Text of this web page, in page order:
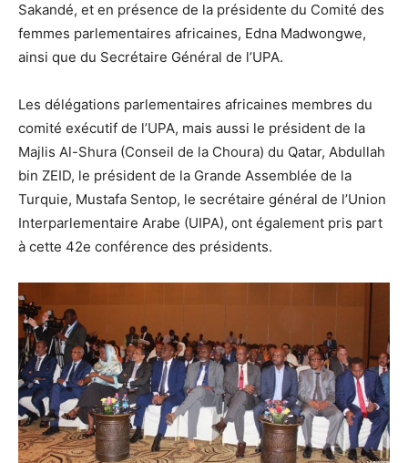
Sakandé, et en présence de la présidente du Comité des
femmes parlementaires africaines, Edna Madwongwe,
ainsi que du Secrétaire Général de l’UPA.
Les délégations parlementaires africaines membres du
comité exécutif de l’UPA, mais aussi le président de la
Majlis Al-Shura (Conseil de la Choura) du Qatar, Abdullah
bin ZEID, le président de la Grande Assemblée de la
Turquie, Mustafa Sentop, le secrétaire général de l’Union
Interparlementaire Arabe (UIPA), ont également pris part
à cette 42e conférence des présidents.